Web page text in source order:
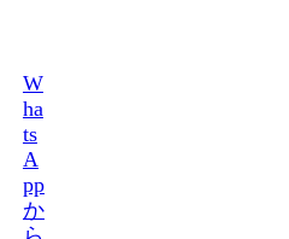
W
ha
ts
A
pp
か